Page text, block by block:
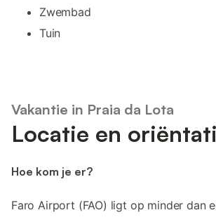
Zwembad
Tuin
Vakantie in Praia da Lota
Locatie en
Hoe kom je er?
Faro Airport (FAO) ligt op minder dan